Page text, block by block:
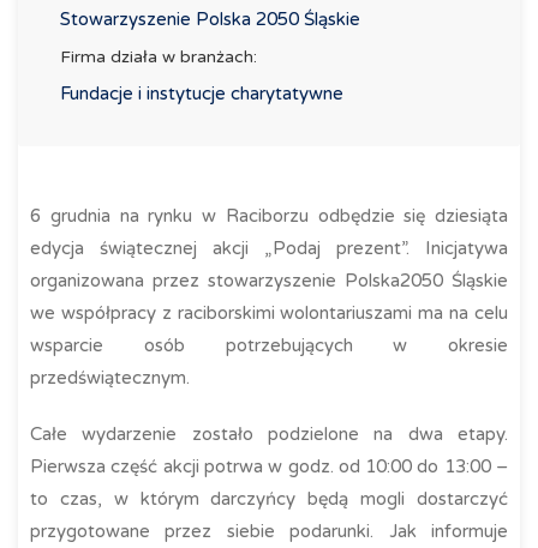
Stowarzyszenie Polska 2050 Śląskie
Firma działa w branżach:
Fundacje i instytucje charytatywne
6 grudnia na rynku w Raciborzu odbędzie się dziesiąta
edycja świątecznej akcji „Podaj prezent”. Inicjatywa
organizowana przez stowarzyszenie Polska2050 Śląskie
we współpracy z raciborskimi wolontariuszami ma na celu
wsparcie osób potrzebujących w okresie
przedświątecznym.
Całe wydarzenie zostało podzielone na dwa etapy.
Pierwsza część akcji potrwa w godz. od 10:00 do 13:00 –
to czas, w którym darczyńcy będą mogli dostarczyć
przygotowane przez siebie podarunki. Jak informuje